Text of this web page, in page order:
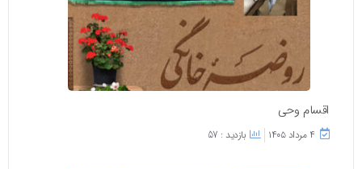
اقسام وحی
۴ مرداد ۱۴۰۵ بازدید : 57